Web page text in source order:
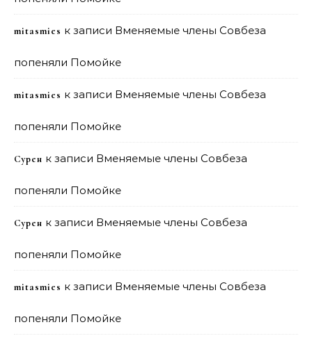
mitasmies к записи Вменяемые члены Совбеза
попеняли Помойке
mitasmies к записи Вменяемые члены Совбеза
попеняли Помойке
Сурен к записи Вменяемые члены Совбеза
попеняли Помойке
Сурен к записи Вменяемые члены Совбеза
попеняли Помойке
mitasmies к записи Вменяемые члены Совбеза
попеняли Помойке